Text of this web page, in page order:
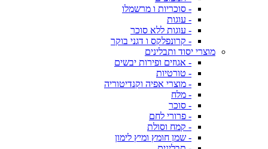
- סוכריות ו מרשמלו
- עוגות
- עוגות ללא סוכר
- קרונפלקס ו דגני בוקר
מוצרי יסוד ותבלינים
- אגוזים ופירות יבשים
- טורטיות
- מוצרי אפיה וקנדיטוריה
- מלח
- סוכר
- פרורי לחם
- קמח וסולת
- שמן חומץ ומיץ לימון